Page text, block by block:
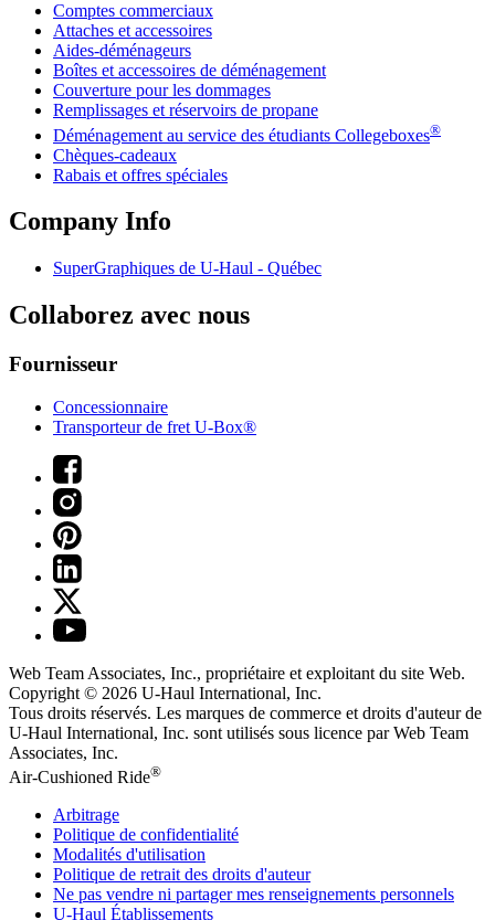
Comptes commerciaux
Attaches et accessoires
Aides-déménageurs
Boîtes et accessoires de déménagement
Couverture pour les dommages
Remplissages et réservoirs de propane
Déménagement au service des étudiants Collegeboxes®
Chèques-cadeaux
Rabais et offres spéciales
Company Info
SuperGraphiques de U-Haul - Québec
Collaborez avec nous
Fournisseur
Concessionnaire
Transporteur de fret U-Box®
Web Team Associates, Inc., propriétaire et exploitant du site Web.
Copyright © 2026 U-Haul International, Inc.
Tous droits réservés. Les marques de commerce et droits d'auteur de
U-Haul International, Inc. sont utilisés sous licence par Web Team
Associates, Inc.
Air-Cushioned Ride®
Arbitrage
Politique de confidentialité
Modalités d'utilisation
Politique de retrait des droits d'auteur
Ne pas vendre ni partager mes renseignements personnels
U-Haul Établissements